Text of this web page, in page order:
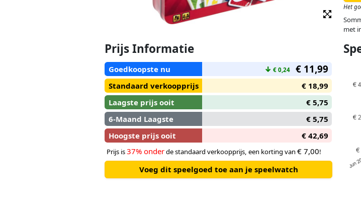
Het
met
Prijs Informatie
Goedkoopste nu ↓ € 0,24 € 11,99
Standaard verkoopprijs
€ 18,99
Laagste prijs ooit
€ 5,75
6-Maand Laagste
€ 5,75
Hoogste prijs ooit
€ 42,69
Prijs is37% onderde standaard verkoopprijs, een korting van € 7,00!
Voeg dit speelgoed toe aan je speelwatch